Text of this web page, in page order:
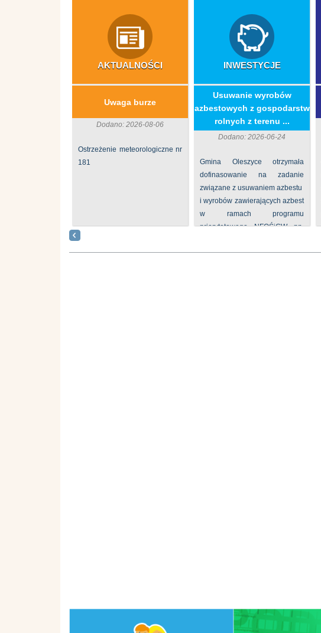
AKTUALNOŚCI
Uwaga burze
Dodano: 2026-08-06
Ostrzeżenie meteorologiczne nr
181
INWESTYCJE
​Usuwanie wyrobów
azbestowych z gospodarstw
rolnych z terenu ...
Dodano: 2026-06-24
Gmina Oleszyce otrzymała
dofinasowanie na zadanie
związane z usuwaniem azbestu
i wyrobów zawierających azbest
w ramach programu
priorytetowego NFOŚiGW pn.